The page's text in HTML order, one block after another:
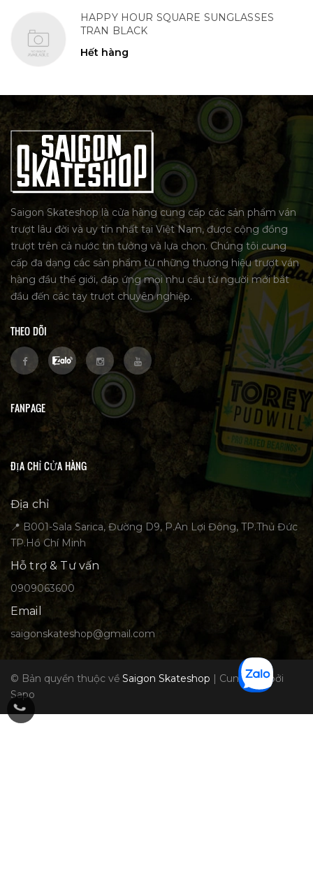
HAPPY HOUR SQUARE SUNGLASSES
TRAN BLACK
Hết hàng
Saigon Skateshop là cửa hàng cung cấp các sản phẩm ván
trượt lâu đời và uy tín nhất tại Việt Nam, được cộng đồng
trượt trên cả nước tin tưởng và lựa chọn. Chúng tôi cung
cấp đa dạng các sản phẩm từ những thương hiệu trượt ván
hàng đầu thế giới, đáp ứng mọi nhu cầu từ người mới bắt
đầu đến các tay trượt chuyên nghiệp.
THEO DÕI
FANPAGE
ĐỊA CHỈ CỬA HÀNG
Địa chỉ
📍 B001-Sala Sarica, Đường D9, P.An Lợi Đông, TP.Thủ Đức
TP.Hồ Chí Minh
Hỗ trợ & Tư vấn
0909063600
Email
saigonskateshop@gmail.com
© Bản quyền thuộc về Saigon Skateshop | Cung cấp bởi
Sapo